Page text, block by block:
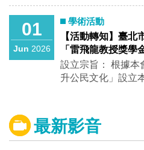
樞紐——南韓的矛
的「台灣有事」論
力、朝鮮半島與台
戰略考量，帶領同
審視亞太地緣政治。 ※全程參與者，可認
認識臺灣國際合作
與社群傳播，向更
故事。 本活動將透過公開甄選、培訓課程與海
外見習安排，選出
前往邦交國進行見
導，完成影音與社群推廣任
必要費用原則上由主
期間：115年6月1
01
Jun 2026
學術活動
【活動轉知】臺北
「雷飛龍教授獎學
設立宗旨： 根據本
升公民文化」設立
文。 於2025年8月
試之論文。 論文內
式： 財團法人臺北
最新影音